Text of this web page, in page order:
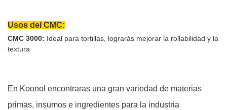
Usos del CMC:
CMC 3000: Ideal para tortillas, lograrás mejorar la rollabilidad y la
textura
En Koonol encontraras una gran variedad de materias
primas, insumos e ingredientes para la industria